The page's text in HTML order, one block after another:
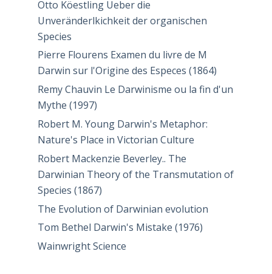
Otto Köestling Ueber die
Unveränderlkichkeit der organischen
Species
Pierre Flourens Examen du livre de M
Darwin sur l'Origine des Especes (1864)
Remy Chauvin Le Darwinisme ou la fin d'un
Mythe (1997)
Robert M. Young Darwin's Metaphor:
Nature's Place in Victorian Culture
Robert Mackenzie Beverley.. The
Darwinian Theory of the Transmutation of
Species (1867)
The Evolution of Darwinian evolution
Tom Bethel Darwin's Mistake (1976)
Wainwright Science